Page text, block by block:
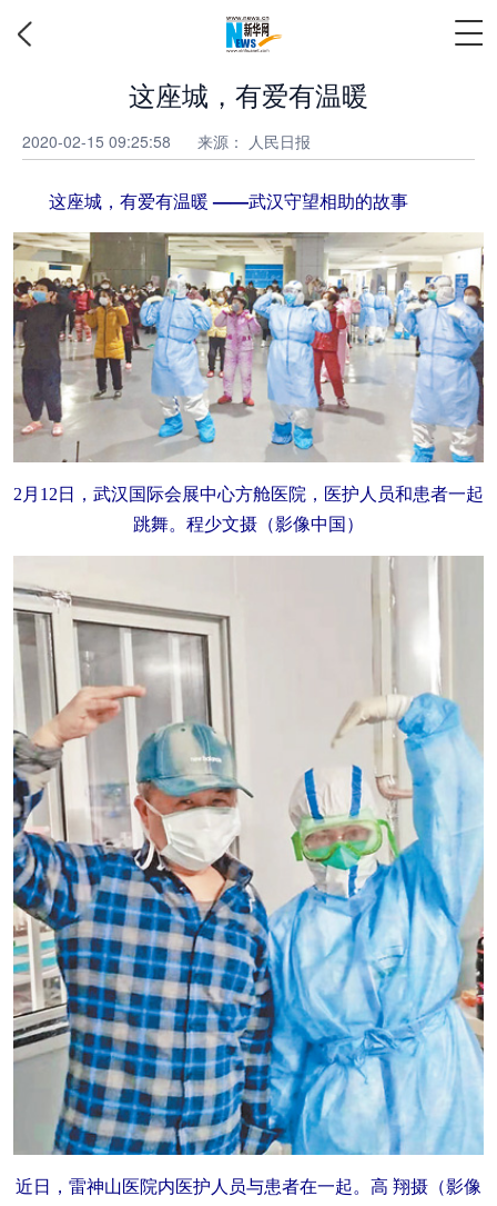
这座城，有爱有温暖
2020-02-15 09:25:58 来源： 人民日报
这座城，有爱有温暖 ——武汉守望相助的故事
2月12日，武汉国际会展中心方舱医院，医护人员和患者一起
跳舞。程少文摄（影像中国）
近日，雷神山医院内医护人员与患者在一起。高 翔摄（影像